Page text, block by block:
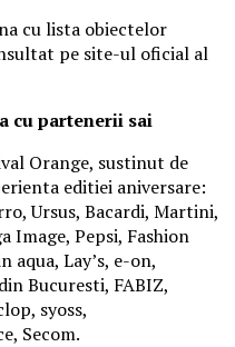
cu lista obiectelor
pe site-ul oficial al
cu partenerii sai
Orange, sustinut de
editiei aniversare:
Ursus, Bacardi, Martini,
Image, Pepsi, Fashion
aqua, Lay’s, e-on,
Bucuresti, FABIZ,
syoss,
Secom.